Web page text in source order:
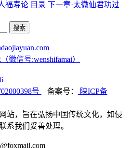
福寿论 目录 下一章·太微仙君功过
搜索
微信号:wenshifamai）
号
备案号：
陕ICP备
站，旨在弘扬中国传统文化，如侵
系我们妥善处理。